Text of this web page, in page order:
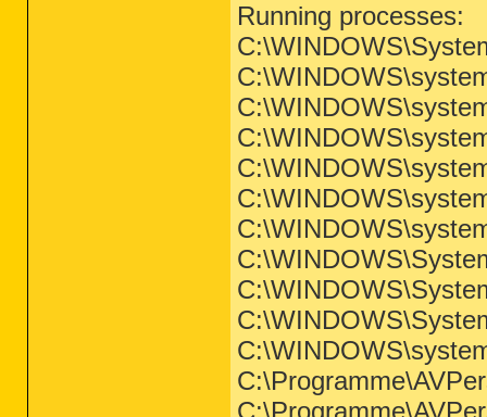
Running processes: